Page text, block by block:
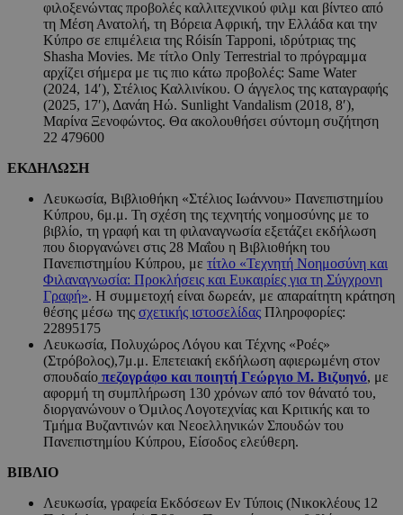
φιλοξενώντας προβολές καλλιτεχνικού φιλμ και βίντεο από
τη Μέση Ανατολή, τη Βόρεια Αφρική, την Ελλάδα και την
Κύπρο σε επιμέλεια της Róisín Tapponi, ιδρύτριας της
Shasha Movies. Με τίτλο Only Terrestrial το πρόγραμμα
αρχίζει σήμερα με τις πιο κάτω προβολές: Same Water
(2024, 14′), Στέλιος Καλλινίκου. Ο άγγελος της καταγραφής
(2025, 17′), Δανάη Hώ. Sunlight Vandalism (2018, 8′),
Μαρίνα Ξενοφώντος. Θα ακολουθήσει σύντομη συζήτηση
22 479600
ΕΚΔΗΛΩΣΗ
Λευκωσία, Βιβλιοθήκη «Στέλιος Ιωάννου» Πανεπιστημίου
Κύπρου, 6μ.μ. Τη σχέση της τεχνητής νοημοσύνης με το
βιβλίο, τη γραφή και τη φιλαναγνωσία εξετάζει εκδήλωση
που διοργανώνει στις 28 Μαΐου η Βιβλιοθήκη του
Πανεπιστημίου Κύπρου, με τίτλο «Τεχνητή Νοημοσύνη και
Φιλαναγνωσία: Προκλήσεις και Ευκαιρίες για τη Σύγχρονη
Γραφή». Η συμμετοχή είναι δωρεάν, με απαραίτητη κράτηση
θέσης μέσω της σχετικής ιστοσελίδας Πληροφορίες:
22895175
Λευκωσία, Πολυχώρος Λόγου και Τέχνης «Ροές»
(Στρόβολος),7μ.μ. Επετειακή εκδήλωση αφιερωμένη στον
σπουδαίο πεζογράφο και ποιητή Γεώργιο Μ. Βιζυηνό, με
αφορμή τη συμπλήρωση 130 χρόνων από τον θάνατό του,
διοργανώνουν ο Όμιλος Λογοτεχνίας και Κριτικής και το
Τμήμα Βυζαντινών και Νεοελληνικών Σπουδών του
Πανεπιστημίου Κύπρου, Είσοδος ελεύθερη.
ΒΙΒΛΙΟ
Λευκωσία, γραφεία Εκδόσεων Εν Τύποις (Νικοκλέους 12